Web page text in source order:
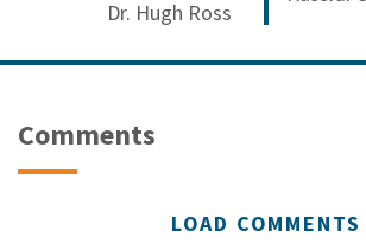
Dr. Hugh Ross
Comments
LOAD COMMENTS